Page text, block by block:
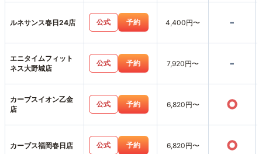
ルネサンス春日24店 公式 予約 4,400円〜 -
エニタイムフィット
ネス大野城店
公式 予約 7,920円〜 -
カーブスイオン乙金
店
公式 予約 6,820円〜 ○
カーブス福岡春日店 公式 予約 6,820円〜 ○